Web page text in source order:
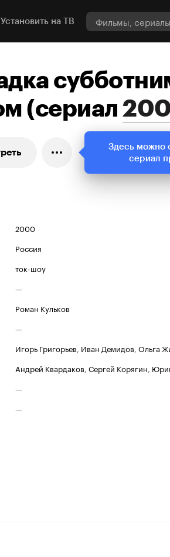
Установить на ТВ
(сериал
2000
Россия
ток-шоу
—
Роман Кульков
—
Игорь Григорьев, Иван Демидов, Ольга
Андрей Квардаков, Сергей Корягин,
—
—
Здесь можно
сериал